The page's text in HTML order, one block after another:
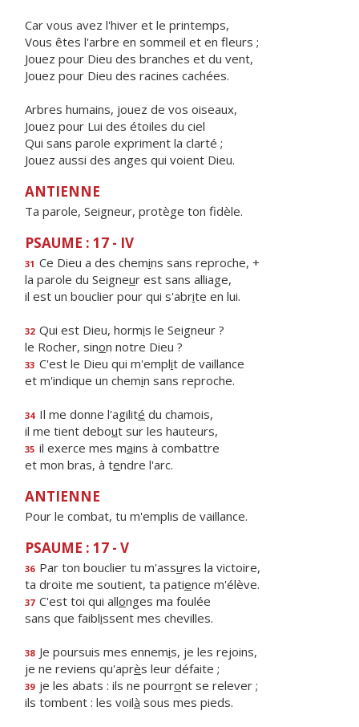
Car vous avez l'hiver et le printemps,
Vous êtes l'arbre en sommeil et en fleurs ;
Jouez pour Dieu des branches et du vent,
Jouez pour Dieu des racines cachées.
Arbres humains, jouez de vos oiseaux,
Jouez pour Lui des étoiles du ciel
Qui sans parole expriment la clarté ;
Jouez aussi des anges qui voient Dieu.
ANTIENNE
Ta parole, Seigneur, protège ton fidèle.
PSAUME : 17 - IV
31 Ce Dieu a des chemins sans reproche, +
la parole du Seigneur est sans alliage,
il est un bouclier pour qui s'abrite en lui.
32 Qui est Dieu, hormis le Seigneur ?
le Rocher, sinon notre Dieu ?
33 C'est le Dieu qui m'emplit de vaillance
et m'indique un chemin sans reproche.
34 Il me donne l'agilité du chamois,
il me tient debout sur les hauteurs,
35 il exerce mes mains à combattre
et mon bras, à tendre l'arc.
ANTIENNE
Pour le combat, tu m'emplis de vaillance.
PSAUME : 17 - V
36 Par ton bouclier tu m'assures la victoire,
ta droite me soutient, ta patience m'élève.
37 C'est toi qui allonges ma foulée
sans que faiblissent mes chevilles.
38 Je poursuis mes ennemis, je les rejoins,
je ne reviens qu'après leur défaite ;
39 je les abats : ils ne pourront se relever ;
ils tombent : les voilà sous mes pieds.